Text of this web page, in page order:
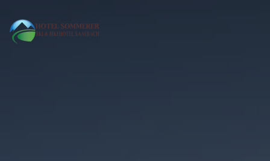
Skip to main content